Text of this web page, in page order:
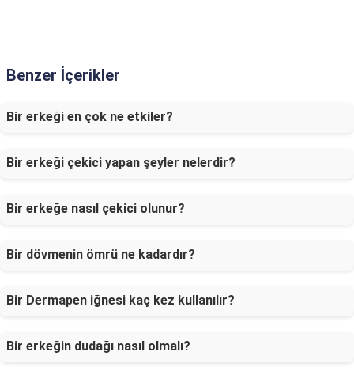
Benzer İçerikler
Bir erkeği en çok ne etkiler?
Bir erkeği çekici yapan şeyler nelerdir?
Bir erkeğe nasıl çekici olunur?
Bir dövmenin ömrü ne kadardır?
Bir Dermapen iğnesi kaç kez kullanılır?
Bir erkeğin dudağı nasıl olmalı?